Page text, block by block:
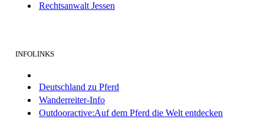
Rechtsanwalt Jessen
INFOLINKS
Deutschland zu Pferd
Wanderreiter-Info
Outdooractive:Auf dem Pferd die Welt entdecken